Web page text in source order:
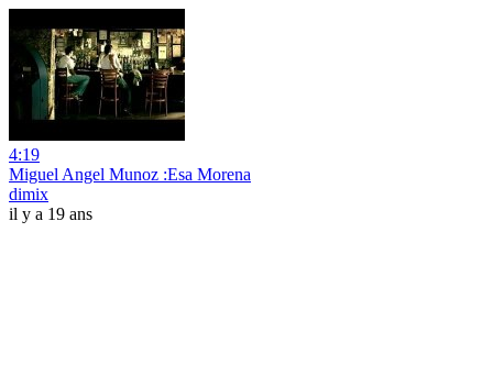
4:19
Miguel Angel Munoz :Esa Morena
dimix
il y a 19 ans